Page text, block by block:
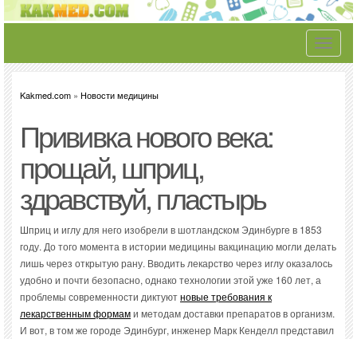
Toggle
Kakmed.com » Новости медицины
Прививка нового века:
прощай, шприц,
здравствуй, пластырь
Шприц и иглу для него изобрели в шотландском Эдинбурге в 1853
году. До того момента в истории медицины вакцинацию могли делать
лишь через открытую рану. Вводить лекарство через иглу оказалось
удобно и почти безопасно, однако технологии этой уже 160 лет, а
проблемы современности диктуютновые требования к
лекарственным формами методам доставки препаратов в организм.
И вот, в том же городе Эдинбург, инженер Марк Кенделл представил